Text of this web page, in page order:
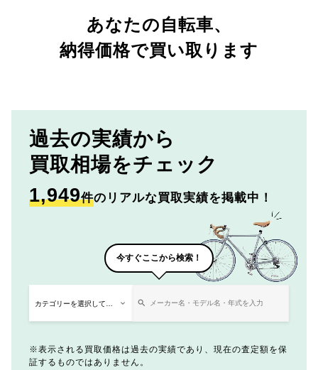
あなたの自転車、
納得価格で買い取ります
過去の実績から
買取相場をチェック
1,949件のリアルな買取実績を掲載中！
今すぐここから検索！
表示される買取価格は過去の実績であり、現在の査定額を保
証するものではありません。